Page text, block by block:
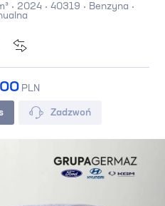
2024 40319
Benzyna
PLN
Zadzwoń